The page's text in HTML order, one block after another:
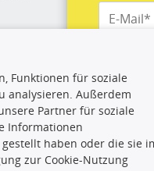
die
durch
Ein
Mit der
(*Pflichtfeld)
Funktionen für soziale
analysieren. Außerdem
Partner für soziale
Informationen
haben oder die sie
zur Cookie-Nutzung